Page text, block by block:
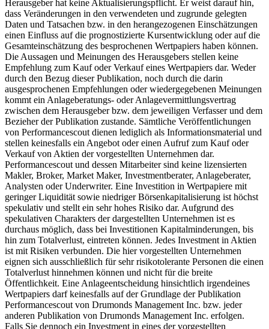
Herausgeber hat keine Aktualisierungspflicht. Er weist darauf hin,
dass Veränderungen in den verwendeten und zugrunde gelegten
Daten und Tatsachen bzw. in den herangezogenen Einschätzungen
einen Einfluss auf die prognostizierte Kursentwicklung oder auf die
Gesamteinschätzung des besprochenen Wertpapiers haben können.
Die Aussagen und Meinungen des Herausgebers stellen keine
Empfehlung zum Kauf oder Verkauf eines Wertpapiers dar. Weder
durch den Bezug dieser Publikation, noch durch die darin
ausgesprochenen Empfehlungen oder wiedergegebenen Meinungen
kommt ein Anlageberatungs- oder Anlagevermittlungsvertrag
zwischen dem Herausgeber bzw. dem jeweiligen Verfasser und dem
Bezieher der Publikation zustande. Sämtliche Veröffentlichungen
von Performancescout dienen lediglich als Informationsmaterial und
stellen keinesfalls ein Angebot oder einen Aufruf zum Kauf oder
Verkauf von Aktien der vorgestellten Unternehmen dar.
Performancescout und dessen Mitarbeiter sind keine lizensierten
Makler, Broker, Market Maker, Investmentberater, Anlageberater,
Analysten oder Underwriter. Eine Investition in Wertpapiere mit
geringer Liquidität sowie niedriger Börsenkapitalisierung ist höchst
spekulativ und stellt ein sehr hohes Risiko dar. Aufgrund des
spekulativen Charakters der dargestellten Unternehmen ist es
durchaus möglich, dass bei Investitionen Kapitalminderungen, bis
hin zum Totalverlust, eintreten können. Jedes Investment in Aktien
ist mit Risiken verbunden. Die hier vorgestellten Unternehmen
eignen sich ausschließlich für sehr risikotolerante Personen die einen
Totalverlust hinnehmen können und nicht für die breite
Öffentlichkeit. Eine Anlageentscheidung hinsichtlich irgendeines
Wertpapiers darf keinesfalls auf der Grundlage der Publikation
Performancescout von Drumonds Management Inc. bzw. jeder
anderen Publikation von Drumonds Management Inc. erfolgen.
Falls Sie dennoch ein Investment in eines der vorgestellten